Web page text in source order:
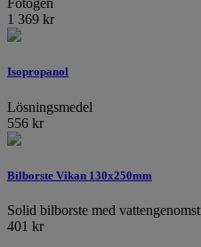
Fotogen
1 369 kr
Isopropanol
Lösningsmedel
556 kr
Bilborste Vikan 130x250mm
Solid bilborste med
401 kr